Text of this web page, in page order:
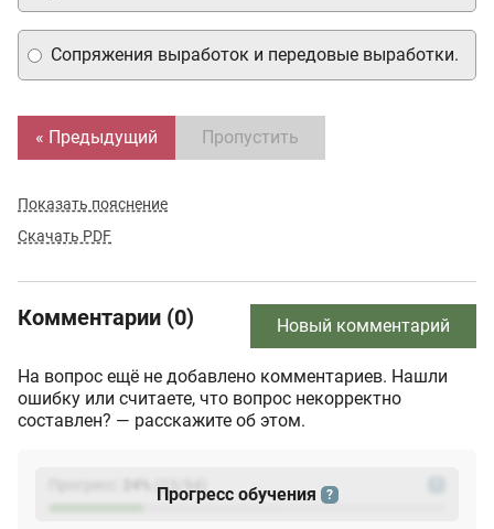
Сопряжения выработок и передовые выработки.
« Предыдущий Пропустить
Показать пояснение
Скачать PDF
Комментарии (0) Новый комментарий
На вопрос ещё не добавлено комментариев. Нашли
ошибку или считаете, что вопрос некорректно
составлен? — расскажите об этом.
(23
Прогресс обучения ?